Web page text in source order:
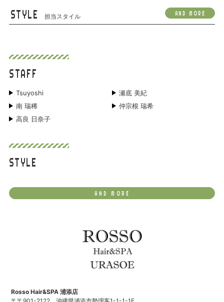
STYLE 担当スタイル AND MORE
STAFF
Tsuyoshi
瀬底 美紀
南 瑞稀
仲宗根 瑞希
高良 日奈子
STYLE
AND MORE
Rosso Hair&SPA 浦添店